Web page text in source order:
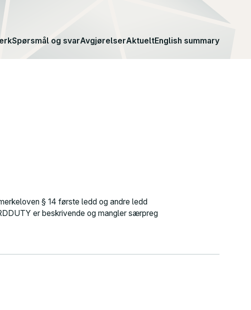
Spørsmål og svarAvgjørelserAktueltEnglish summary
§ 14 første ledd og andre ledd
er beskrivende og mangler særpreg